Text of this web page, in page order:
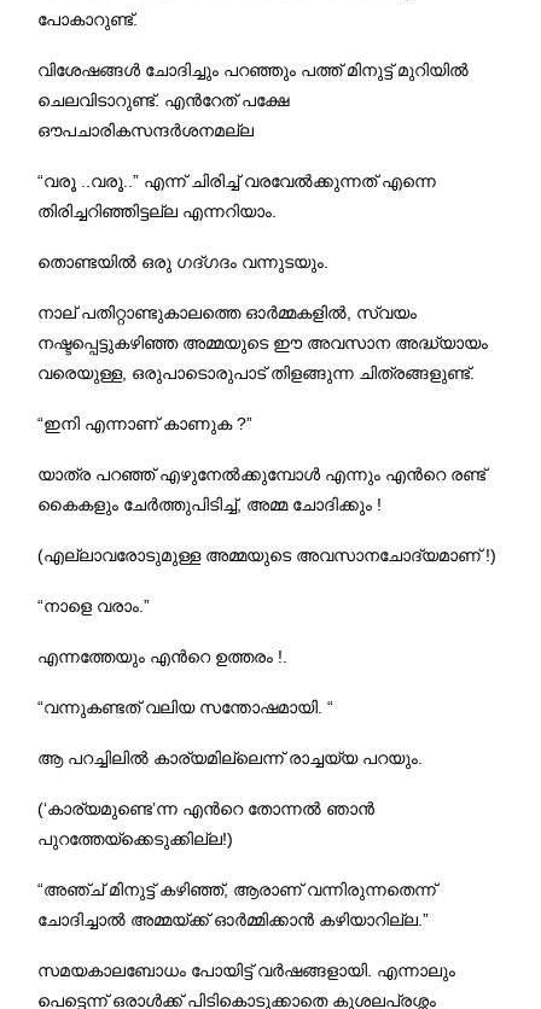
പോകാറുണ്ട്.
വിശേഷങ്ങള്‍ ചോദിച്ചും പറഞ്ഞും പത്ത് മിനുട്ട് മുറിയില്‍
ചെലവിടാറുണ്ട്. എന്‍റേത് പക്ഷേ
ഔപചാരികസന്ദര്‍ശനമല്ല
“വരൂ ..വരൂ..” എന്ന് ചിരിച്ച് വരവേല്‍ക്കുന്നത് എന്നെ
തിരിച്ചറിഞ്ഞിട്ടല്ല എന്നറിയാം.
തൊണ്ടയിൽ ഒരു ഗദ്ഗദം വന്നുടയും.
നാല് പതിറ്റാണ്ടുകാലത്തെ ഓര്‍മ്മകളില്‍, സ്വയം
നഷ്ടപ്പെട്ടുകഴിഞ്ഞ അമ്മയുടെ ഈ അവസാന അദ്ധ്യായം
വരെയുള്ള, ഒരുപാടൊരുപാട് തിളങ്ങുന്ന ചിത്രങ്ങളുണ്ട്.
“ഇനി എന്നാണ് കാണുക ?”
യാത്ര പറഞ്ഞ് എഴുനേൽക്കുമ്പോൾ എന്നും എന്‍റെ രണ്ട്
കൈകളും ചേര്‍ത്തുപിടിച്ച്, അമ്മ ചോദിക്കും !
(എല്ലാവരോടുമുള്ള അമ്മയുടെ അവസാനചോദ്യമാണ് !)
“നാളെ വരാം.”
എന്നത്തേയും എന്‍റെ ഉത്തരം !.
“വന്നുകണ്ടത് വലിയ സന്തോഷമായി. “
ആ പറച്ചിലില്‍ കാര്യമില്ലെന്ന് രാച്ചയ്യ പറയും.
(‘കാര്യമുണ്ടെ’ന്ന എന്‍റെ തോന്നൽ ഞാൻ
പുറത്തേയ്‌ക്കെടുക്കില്ല!)
“അഞ്ച് മിനുട്ട് കഴിഞ്ഞ്, ആരാണ് വന്നിരുന്നതെന്ന്
ചോദിച്ചാല്‍ അമ്മയ്ക്ക് ഓര്‍മ്മിക്കാന്‍ കഴിയാറില്ല.”
സമയകാലബോധം പോയിട്ട് വര്‍ഷങ്ങളായി. എന്നാലും
പെട്ടെന്ന് ഒരാള്‍ക്ക് പിടികൊടുക്കാതെ കുശലപ്രശ്നം